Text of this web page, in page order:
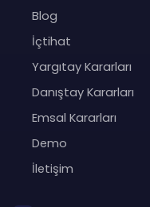
Blog
İçtihat
Yargıtay Kararları
Danıştay Kararları
Emsal Kararları
Demo
İletişim